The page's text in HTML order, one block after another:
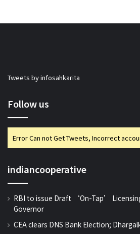
Tweets by infosahkarita
Follow us
Error Can not Get Tweets, Incorrect
indiancooperative
RBI to issue Draft ‘On-Tap’
Governor
CEA clears DNS Bank Election;